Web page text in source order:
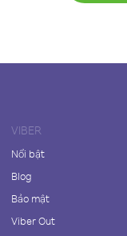
VIBER
Nổi bật
Blog
Bảo mật
Viber Out